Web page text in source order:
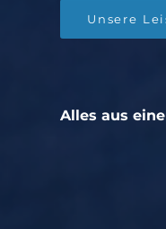
Unsere
Alles aus